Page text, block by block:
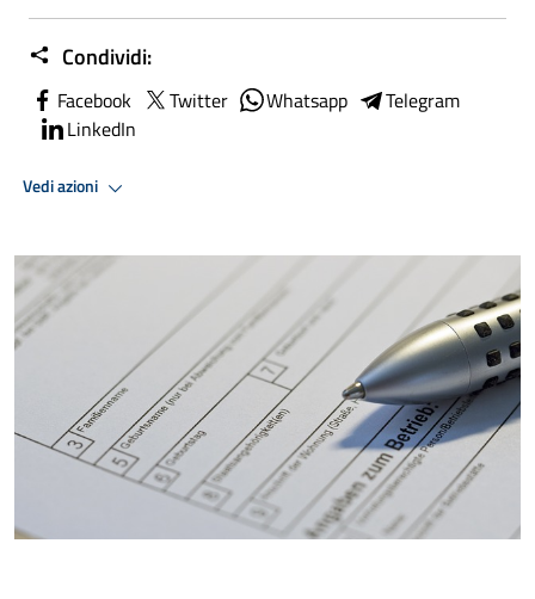
Condividi:
Facebook Twitter Whatsapp
Telegram
LinkedIn
Vedi azioni